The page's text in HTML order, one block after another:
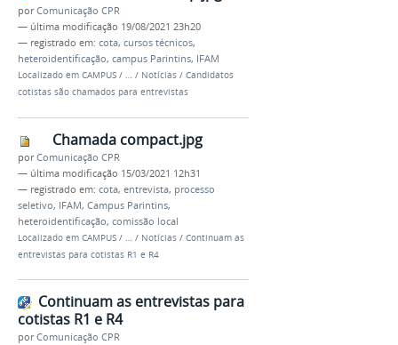
porComunicação CPR
— última modificação 19/08/2021 23h20
— registrado em: cota, cursos técnicos,
heteroidentificação, campus Parintins, IFAM
Localizado em CAMPUS / … / Notícias / Candidatos
cotistas são chamados para entrevistas
Chamada compact.jpg
porComunicação CPR
— última modificação 15/03/2021 12h31
— registrado em: cota, entrevista, processo
seletivo, IFAM, Campus Parintins,
heteroidentificação, comissão local
Localizado em CAMPUS / … / Notícias / Continuam as
entrevistas para cotistas R1 e R4
Continuam as entrevistas para
cotistas R1 e R4
porComunicação CPR